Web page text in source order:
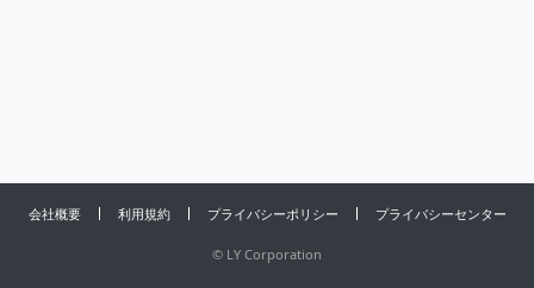
会社概要 利用規約 プライバシーポリシー プライバシーセンター
© LY Corporation